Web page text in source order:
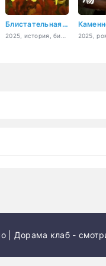
Блистательная Шаохуа
| Дорама клаб -